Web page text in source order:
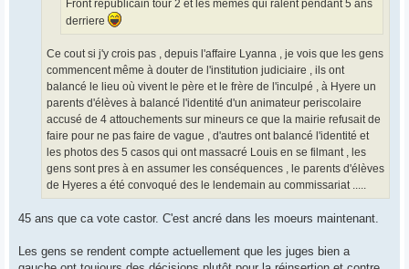
Front républicain tour 2 et les memes qui ralent pendant 5 ans
derriere
Ce cout si j'y crois pas , depuis l'affaire Lyanna , je vois que les gens
commencent même à douter de l'institution judiciaire , ils ont
balancé le lieu où vivent le père et le frère de l'inculpé , à Hyere un
parents d'élèves à balancé l'identité d'un animateur periscolaire
accusé de 4 attouchements sur mineurs ce que la mairie refusait de
faire pour ne pas faire de vague , d'autres ont balancé l'identité et
les photos des 5 casos qui ont massacré Louis en se filmant , les
gens sont pres à en assumer les conséquences , le parents d'élèves
de Hyeres a été convoqué des le lendemain au commissariat .....
45 ans que ca vote castor. C'est ancré dans les moeurs maintenant.
Les gens se rendent compte actuellement que les juges bien a